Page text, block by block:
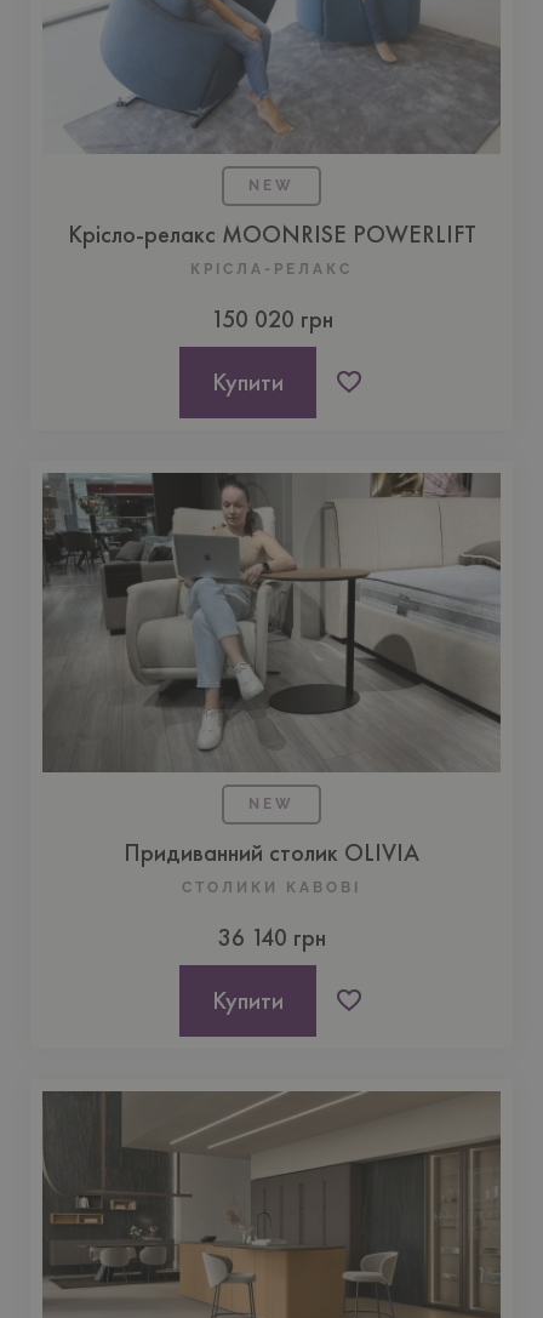
NEW
Крісло-релакс MOONRISE POWERLIFT
КРІСЛА-РЕЛАКС
150 020 грн
Купити
NEW
Придиванний столик OLIVIA
СТОЛИКИ КАВОВІ
36 140 грн
Купити